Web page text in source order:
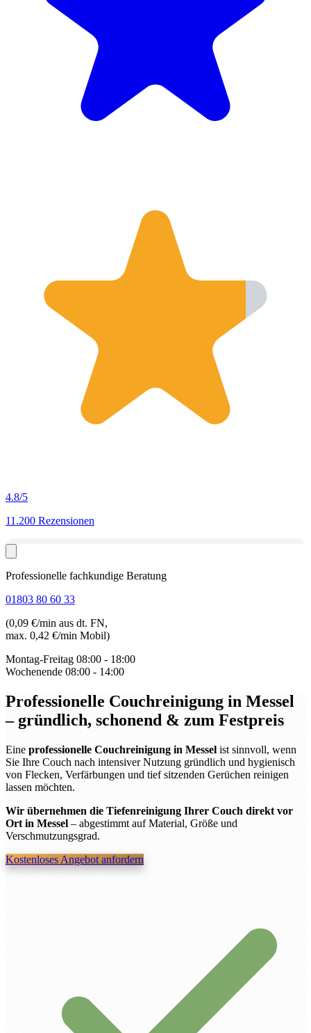
4.8/5
11.200 Rezensionen
Professionelle fachkundige Beratung
01803 80 60 33
(0,09 €/min aus dt. FN,
max. 0,42 €/min Mobil)
Montag-Freitag 08:00 - 18:00
Wochenende 08:00 - 14:00
Professionelle Couchreinigung in Messel
– gründlich, schonend & zum Festpreis
Eine professionelle Couchreinigung in Messel ist sinnvoll, wenn
Sie Ihre Couch nach intensiver Nutzung gründlich und hygienisch
von Flecken, Verfärbungen und tief sitzenden Gerüchen reinigen
lassen möchten.
Wir übernehmen die Tiefenreinigung Ihrer Couch direkt vor
Ort in Messel– abgestimmt auf Material, Größe und
Verschmutzungsgrad.
Kostenloses Angebot anfordern